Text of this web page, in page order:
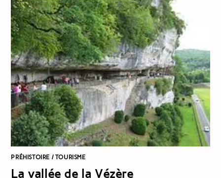
PRÉHISTOIRE / TOURISME
La vallée de la Vézère